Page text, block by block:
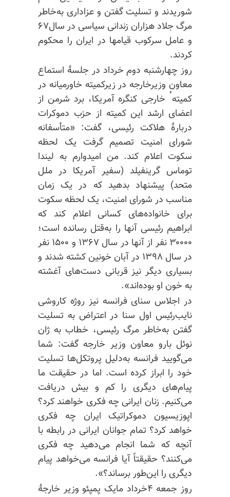
شوریدند و تسلیت گفتن و عزاداری به‌خاطر
مرگ جلاد هزاران زندانی سیاسی در سال۶۷
و عامل سرکوب قیامها در ایران را محکوم
کردند.
روز چهارشنبه دوم خرداد در جلسهٔ استماع
معاون وزیر‌خارجه در زیرکمیته خاورمیانه در
کمیتهٴ خارجی کنگره آمریکا، برد شرمن از
اعضای ارشد این کمیته از حزب دموکرات
دربارهٔ هلاکت رئیسی، گفت: «متأسفانه
شورای امنیت تصمیم گرفت یک لحظه
سکوت اعلام کند. من امیدوارم به لیندا
توماس گرینفیلد (سفیر آمریکا در ملل
متحد) پیشنهاد بدهید که در یک زمان
مناسب در شورای امنیت، یک لحظه سکوت
برای خانواده‌های کسانی اعلام کند که
ابراهیم رئیسی آنها را به‌قتل رسانده است؛
۳۰۰۰۰ نفر از آنها در سال ۱۳۶۷ و ۱۵۰۰ نفر
در سال ۱۳۹۸ در آبان خونین کشته شدند و
بسیاری دیگر نیز قربانی دست‌های آغشته
به خون او بوده‌اند».
در اجلاس سنای فرانسه نیز روژه کاروشی
نایب‌رئیس اول سنا در اعتراض به تسلیت
گفتن به‌خاطر مرگ رئیسی، خطاب به ژان
نوئل بارو معاون وزیر خارجه گفت: شما
می‌گویید فرانسه به‌دلیل پروتکل‌ها تسلیت
خود را ابراز کرده است. اما در حقیقت ما
پیام‌های دیگری را کم‌ و بیش دریافت
می‌کنیم. زنان ایرانی چه فکری خواهند کرد؟
اپوزیسیون دموکراتیک ایران چه فکری
خواهد کرد؟ تمام جوانان ایرانی در رابطه با
آنچه که شما انجام می‌دهید چه فکری
می‌کنند؟ حقیقتاً آیا فرانسه می‌خواهد پیام
دیگری را این‌طور برساند؟».
روز جمعه ۴خرداد مایک پمپئو وزیر خارجهٔ